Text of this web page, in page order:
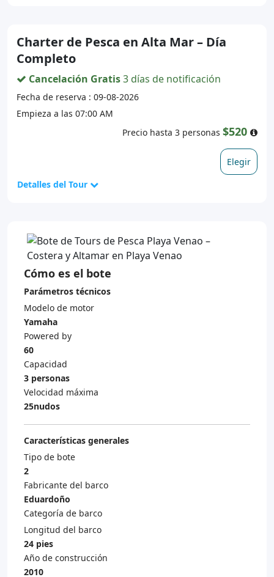
Charter de Pesca en Alta Mar – Día
Completo
Cancelación Gratis3 días de notificación
Fecha de reserva : 09-08-2026
Empieza a las 07:00 AM
Precio hasta 3 personas $520
Elegir
Detalles del Tour
Cómo es el bote
Parámetros técnicos
Modelo de motor
Yamaha
Powered by
60
Capacidad
3 personas
Velocidad máxima
25nudos
Características generales
Tipo de bote
2
Fabricante del barco
Eduardoño
Categoría de barco
Longitud del barco
24 pies
Año de construcción
2010